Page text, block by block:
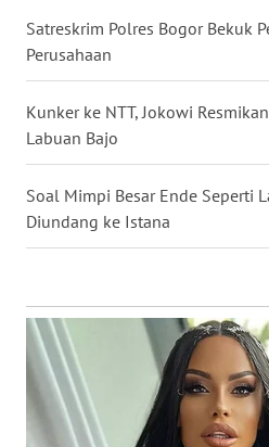
Satreskrim Polres Bogor Bekuk
Perusahaan
Kunker ke NTT, Jokowi
Labuan Bajo
Soal Mimpi Besar Ende Seperti
Diundang ke Istana
WN
KALTENG
WN
KALTARA
WN
KALTIM
WN
SULSEL